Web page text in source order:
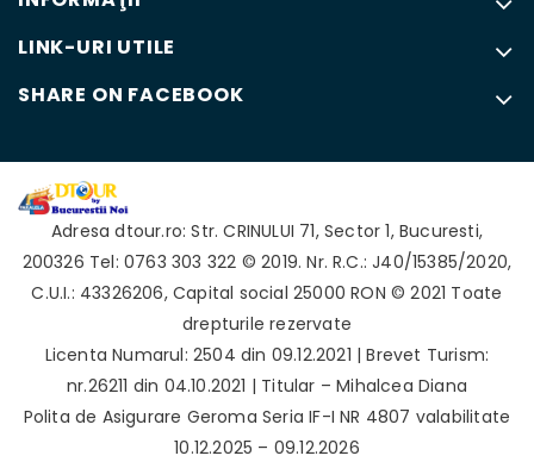
LINK-URI UTILE
SHARE ON FACEBOOK
Adresadtour.ro:Str. CRINULUI 71, Sector 1,Bucuresti,
200326 Tel: 0763 303 322 © 2019. Nr. R.C.: J40/15385/2020,
C.U.I.: 43326206, Capital social 25000 RON © 2021 Toate
drepturile rezervate
Licenta Numarul: 2504 din 09.12.2021 | Brevet Turism:
nr.26211 din 04.10.2021 | Titular – Mihalcea Diana
Polita de Asigurare Geroma Seria IF-I NR 4807 valabilitate
10.12.2025 – 09.12.2026